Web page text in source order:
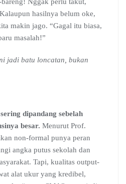
Nggak perlu takut,
hasilnya belum oke,
makin jago. “Gagal itu biasa,
masalah!”
jadi batu loncatan, bukan
dipandang sebelah
besar. Menurut Prof.
non-formal punya peran
angka putus sekolah dan
Tapi, kualitas output-
alat ukur yang kredibel,